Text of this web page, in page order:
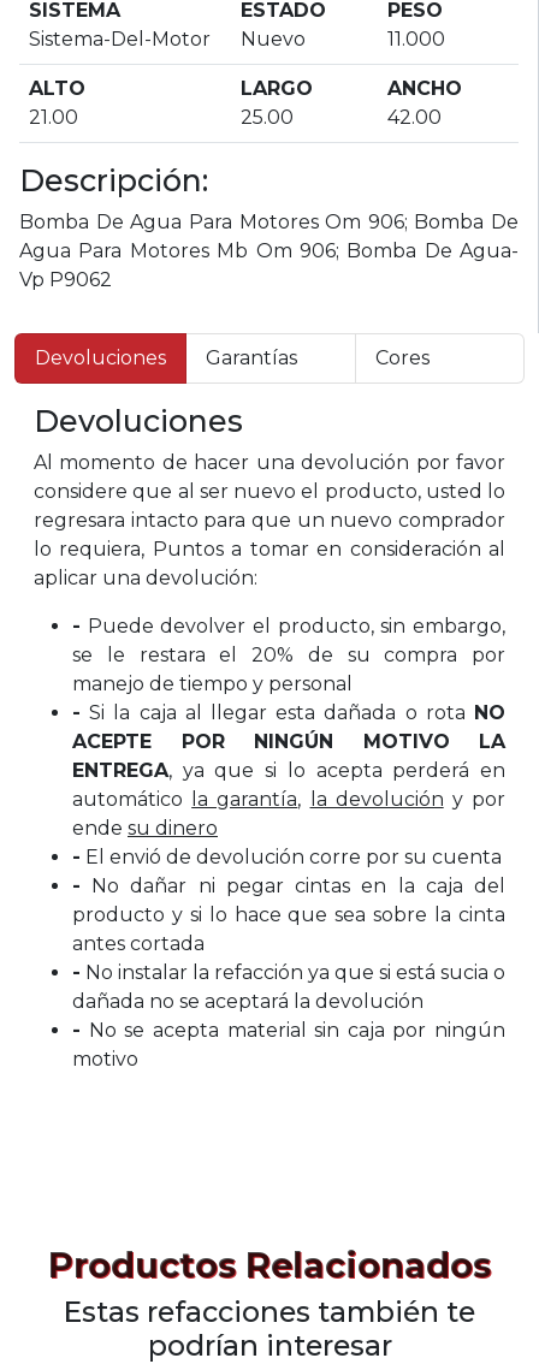
SISTEMA
Sistema-Del-Motor
ESTADO
Nuevo
PESO
11.000
ALTO
21.00
LARGO
25.00
ANCHO
42.00
Descripción:
Bomba De Agua Para Motores Om 906; Bomba De
Agua Para Motores Mb Om 906; Bomba De Agua-
Vp P9062
Devoluciones Garantías Cores
Devoluciones
Al momento de hacer una devolución por favor
considere que al ser nuevo el producto, usted lo
regresara intacto para que un nuevo comprador
lo requiera, Puntos a tomar en consideración al
aplicar una devolución:
- Puede devolver el producto, sin embargo,
se le restara el 20% de su compra por
manejo de tiempo y personal
- Si la caja al llegar esta dañada o rota NO
ACEPTE POR NINGÚN MOTIVO LA
ENTREGA, ya que si lo acepta perderá en
automático
la garantía, la devolución y por
ende su dinero
- El envió de devolución corre por su cuenta
- No dañar ni pegar cintas en la caja del
producto y si lo hace que sea sobre la cinta
antes cortada
- No instalar la refacción ya que si está sucia o
dañada no se aceptará la devolución
- No se acepta material sin caja por ningún
motivo
Productos Relacionados
Estas refacciones también te
podrían interesar